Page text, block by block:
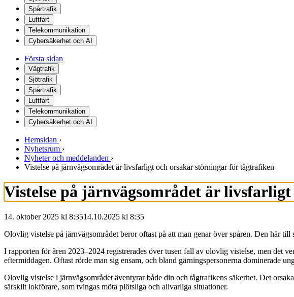
Spårtrafik
Luftfart
Telekommunikation
Cybersäkerhet och AI
Första sidan
Vägtrafik
Sjötrafik
Spårtrafik
Luftfart
Telekommunikation
Cybersäkerhet och AI
Hemsidan ›
Nyhetsrum ›
Nyheter och meddelanden ›
Vistelse på järnvägsområdet är livsfarligt och orsakar störningar för tågtrafiken
Vistelse på järnvägsområdet är
14. oktober 2025 kl 8:3514.10.2025 kl 8:35
Olovlig vistelse på järnvägsområdet beror oftast på att man genar över spåren. Den här
I rapporten för åren 2023–2024 registrerades över tusen fall av olovlig vistelse, men det
eftermiddagen. Oftast rörde man sig ensam, och bland gärningspersonerna dominerade
Olovlig vistelse i järnvägsområdet äventyrar både din och tågtrafikens säkerhet. Det
särskilt lokförare, som tvingas möta plötsliga och allvarliga situationer.